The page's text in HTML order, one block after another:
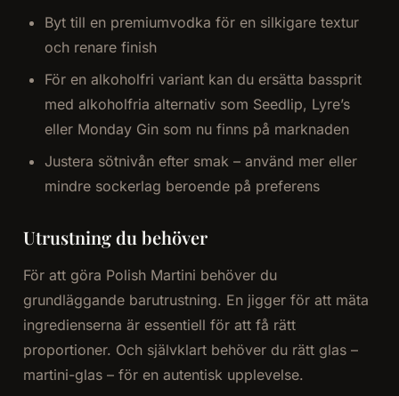
Byt till en premiumvodka för en silkigare textur
och renare finish
För en alkoholfri variant kan du ersätta bassprit
med alkoholfria alternativ som Seedlip, Lyre’s
eller Monday Gin som nu finns på marknaden
Justera sötnivån efter smak – använd mer eller
mindre sockerlag beroende på preferens
Utrustning du behöver
För att göra Polish Martini behöver du
grundläggande barutrustning. En jigger för att mäta
ingredienserna är essentiell för att få rätt
proportioner. Och självklart behöver du rätt glas –
martini-glas – för en autentisk upplevelse.